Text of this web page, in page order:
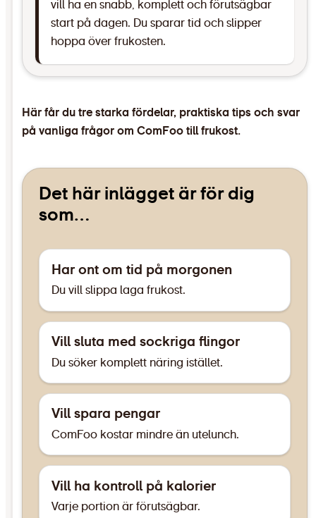
vill ha en snabb, komplett och förutsägbar
start på dagen. Du sparar tid och slipper
hoppa över frukosten.
Här får du tre starka fördelar, praktiska tips och svar
på vanliga frågor om ComFoo till frukost.
Det här inlägget är för dig
som…
Har ont om tid på morgonen
Du vill slippa laga frukost.
Vill sluta med sockriga flingor
Du söker komplett näring istället.
Vill spara pengar
ComFoo kostar mindre än utelunch.
Vill ha kontroll på kalorier
Varje portion är förutsägbar.